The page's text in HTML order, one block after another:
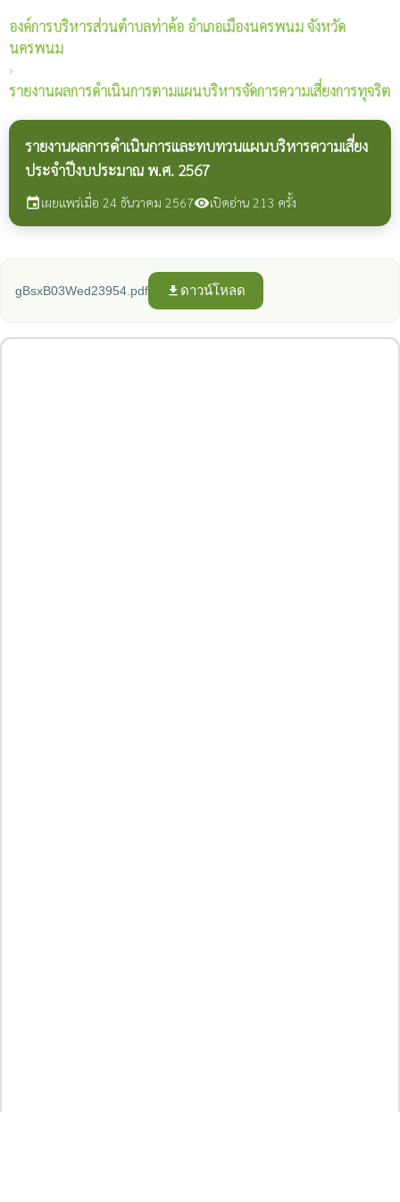
องค์การบริหารส่วนตำบลท่าค้อ อำเภอเมืองนครพนม จังหวัด
นครพนม
›
รายงานผลการดำเนินการตามแผนบริหารจัดการความเสี่ยงการทุจริต
รายงานผลการดำเนินการและทบทวนแผนบริหารความเสี่ยง
ประจำปีงบประมาณ พ.ศ. 2567
eventเผยแพร่เมื่อ 24 ธันวาคม 2567visibilityเปิดอ่าน 213 ครั้ง
gBsxB03Wed23954.pdf file_download ดาวน์โหลด